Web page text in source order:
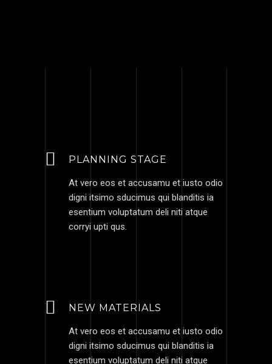
PLANNING STAGE
At vero eos et accusamu et iusto odio
digni itsimo sducimus qui blanditis ia
esentium voluptatum deli niti atque
corryi upti qus.
NEW MATERIALS
At vero eos et accusamu et iusto odio
digni itsimo sducimus qui blanditis ia
esentium voluptatum deli niti atque